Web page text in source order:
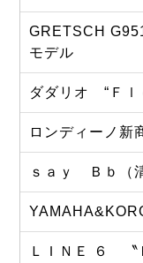
GRETSCH
モデル
ダダリオ “Ｆｌ
ロンディーノ新
ｓａｙ Ｂｂ（
ＬＩＮＥ ６